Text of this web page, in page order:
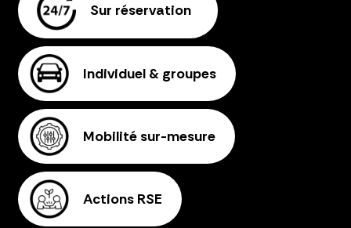
Sur réservation
Individuel & groupes
Mobilité sur-mesure
Actions RSE